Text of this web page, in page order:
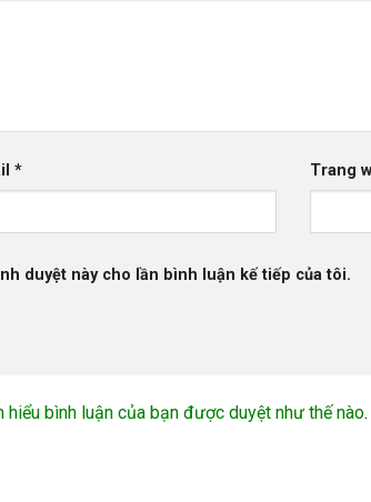
* Trang
duyệt này cho lần bình luận kế tiếp của tôi.
hiểu bình luận của bạn được duyệt như thế nào.